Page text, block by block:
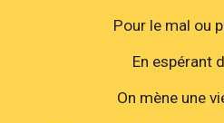
Pour le mal ou
En espérant
On mène une